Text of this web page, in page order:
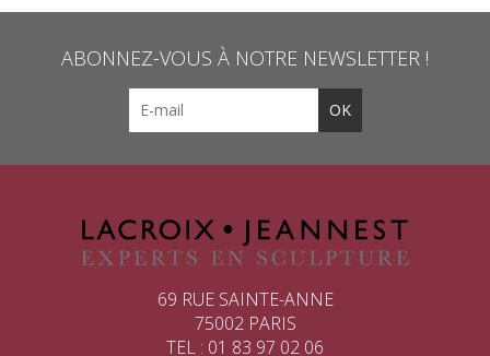
ABONNEZ-VOUS À NOTRE NEWSLETTER !
69 RUE SAINTE-ANNE
75002 PARIS
TEL : 01 83 97 02 06